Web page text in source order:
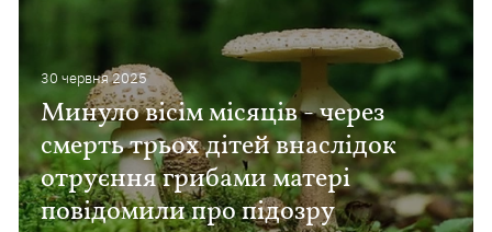
30 червня 2025
Минуло вісім місяців - через
смерть трьох дітей внаслідок
отруєння грибами матері
повідомили про підозру